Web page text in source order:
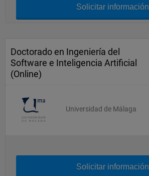
Solicitar información
Doctorado en Ingeniería del
Software e Inteligencia Artificial
(Online)
Universidad de Málaga
Solicitar información